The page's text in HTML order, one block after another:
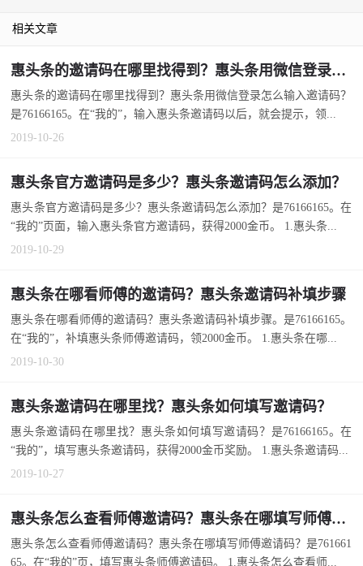
相关文章
惠头条的邀请码在哪里找得到？惠头条用微信登录怎么输入邀请码？
惠头条的邀请码在哪里找得到？惠头条用微信登录怎么输入邀请码？
是76166165。在“我的”，输入惠头条邀请码以后，就会提示，领...
2019-10-26
惠头条官方邀请码是多少？惠头条邀请码怎么添加？
惠头条官方邀请码是多少？惠头条邀请码怎么添加？是76166165。在
“我的”页面，输入惠头条官方邀请码，获得2000金币。 1.惠头条...
2019-10-29
惠头条在哪看师傅的邀请码？惠头条邀请码补填步骤
惠头条在哪看师傅的邀请码？惠头条邀请码补填步骤。是76166165。
在“我的”，补填惠头条师傅邀请码，领2000金币。 1.惠头条在哪...
2019-10-30
惠头条邀请码在哪里找？惠头条如何填写邀请码？
惠头条邀请码在哪里找？惠头条如何填写邀请码？是76166165。在
“我的”，填写惠头条邀请码，获得2000金币奖励。 1.惠头条邀请码...
2019-10-27
惠头条怎么查看师傅邀请码？惠头条在哪填写师傅邀请码？
惠头条怎么查看师傅邀请码？惠头条在哪填写师傅邀请码？是761661
65。在“我的”页，填写惠头条师傅邀请码。 1.惠头条怎么查看师...